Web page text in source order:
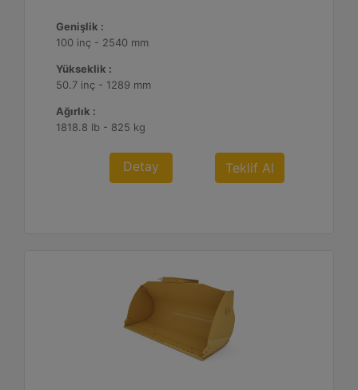
Genişlik :
100 inç - 2540 mm
Yükseklik :
50.7 inç - 1289 mm
Ağırlık :
1818.8 lb - 825 kg
Detay Teklif Al